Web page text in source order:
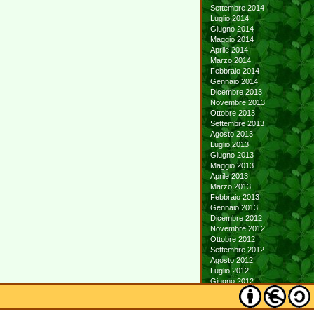
Settembre 2014
Luglio 2014
Giugno 2014
Maggio 2014
Aprile 2014
Marzo 2014
Febbraio 2014
Gennaio 2014
Dicembre 2013
Novembre 2013
Ottobre 2013
Settembre 2013
Agosto 2013
Luglio 2013
Giugno 2013
Maggio 2013
Aprile 2013
Marzo 2013
Febbraio 2013
Gennaio 2013
Dicembre 2012
Novembre 2012
Ottobre 2012
Settembre 2012
Agosto 2012
Luglio 2012
Giugno 2012
Maggio 2012
Aprile 2012